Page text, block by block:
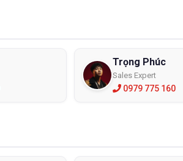
Trọng Phúc
Sales Expert
0979 775 160